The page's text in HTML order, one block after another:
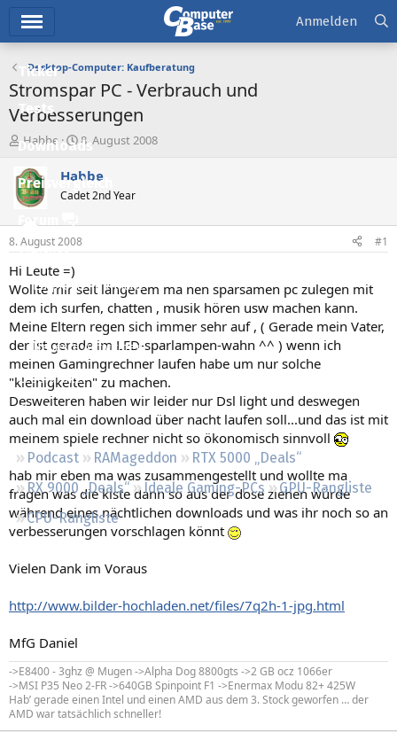
Ticker
Tests
Downloads
Preisvergleich
Forum
Aktuelles
Empfohlene Inhalte
Neue Beiträge
Neueste Aktivitäten
Leserartikel
Regeln
Podcast RAMageddon
RTX 5000 „Deals“
RX 9000 „Deals“
Ideale Gaming-PCs
GPU-Rangliste
CPU-Rangliste
Anmelden
Desktop-Computer: Kaufberatung
Stromspar PC - Verbrauch und
Verbesserungen
E
r
s
t
e
l
e
Habbe
E
r
s
e
l
t
8. August 2008
Habbe
Cadet 2nd Year
8. August 2008 #1
Hi Leute =)
Wollte mir seit längerem ma nen sparsamen pc zulegen mit
dem ich surfen, chatten , musik hören usw machen kann.
Meine Eltern regen sich immer sehr auf , ( Gerade mein Vater,
der ist gerade im LED-sparlampen-wahn ^^ ) wenn ich
meinen Gamingrechner laufen habe um nur solche
"kleinigkeiten" zu machen.
Desweiteren haben wir leider nur Dsl light und deswegen
auch mal ein download über nacht laufen soll...und das ist mit
meinem spiele rechner nicht so ökonomisch sinnvoll
hab mir eben ma was zusammengestellt und wollte ma
fragen was die kiste dann so aus der dose ziehen würde
während eines nächtlichen downloads und was ihr noch so an
verbesserungen vorschlagen könnt
Vielen Dank im Voraus
http://www.bilder-hochladen.net/files/7q2h-1-jpg.html
MfG Daniel
->E8400 - 3ghz @ Mugen ->Alpha Dog 8800gts ->2 GB ocz 1066er
->MSI P35 Neo 2-FR ->640GB Spinpoint F1 ->Enermax Modu 82+ 425W
Hab’ gerade einen Intel und einen AMD aus dem 3. Stock geworfen … der
AMD war tatsächlich schneller!